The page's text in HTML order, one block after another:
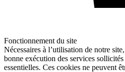
Fonctionnement du site
Nécessaires à l’utilisation de notre
bonne exécution des services
essentielles. Ces cookies ne peuvent